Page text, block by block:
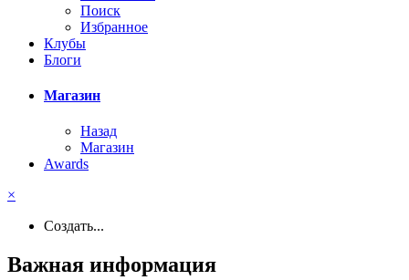
Поиск
Избранное
Клубы
Блоги
Магазин
Назад
Магазин
Awards
×
Создать...
Важная информация